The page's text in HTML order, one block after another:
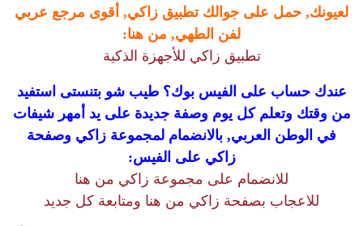
لعيونك, حمل على جوالك تطبيق زاكي, أقوى مرجع عربي
لفن الطهي, من هنا:
تطبيق زاكي للأجهزة الذكية
عندك حساب على الفيس بوك؟ طيب شو بتنستى استفيد
من وقتك وتعلم كل يوم وصفة جديدة على يد أمهر شيفات
في الوطن العربي, بالانضمام لمجموعة زاكي وصفحة
زاكي على الفيس:
للانضمام على مجموعة زاكي من هنا
للاعجاب بصفحة زاكي من هنا ومتابعة كل جديد